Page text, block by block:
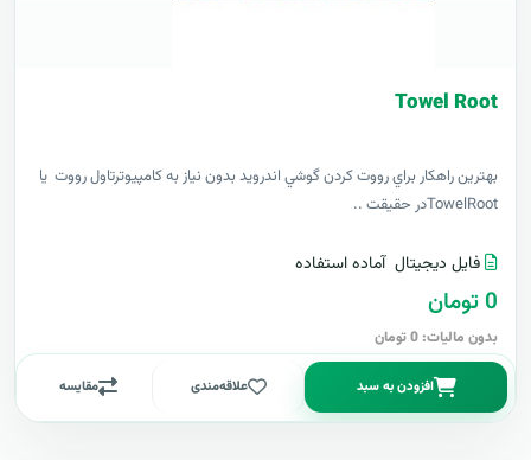
Towel Root
بهترين راهکار براي رووت کردن گوشي اندرويد بدون نياز به کامپيوترتاول رووت يا
TowelRootدر حقيقت ..
فایل دیجیتال آماده استفاده
0 تومان
بدون مالیات: 0 تومان
افزودن به سبد علاقه‌مندی مقایسه